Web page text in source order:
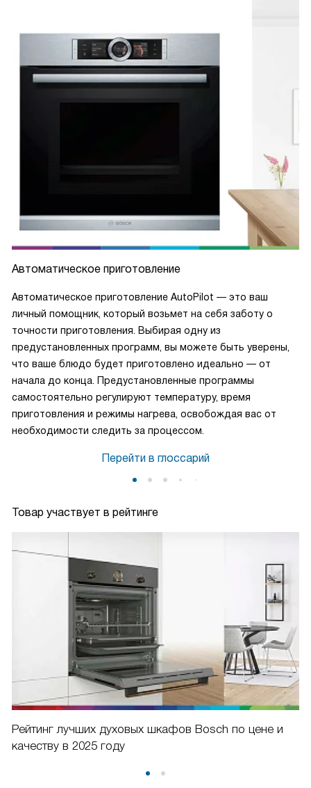
Автоматическое приготовление
Автоматическое приготовление AutoPilot — это ваш
личный помощник, который возьмет на себя заботу о
точности приготовления. Выбирая одну из
предустановленных программ, вы можете быть уверены,
что ваше блюдо будет приготовлено идеально — от
начала до конца. Предустановленные программы
самостоятельно регулируют температуру, время
приготовления и режимы нагрева, освобождая вас от
необходимости следить за процессом.
Перейти в глоссарий
Товар участвует в рейтинге
Рейтинг лучших духовых шкафов Bosch по цене и
качеству в 2025 году